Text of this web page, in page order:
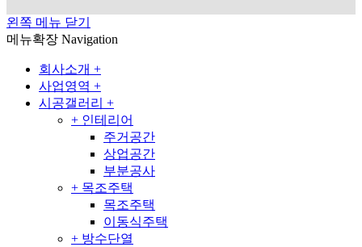
왼쪽 메뉴 닫기
메뉴확장 Navigation
회사소개 +
사업영역 +
시공갤러리 +
+ 인테리어
주거공간
상업공간
부분공사
+ 목조주택
목조주택
이동식주택
+ 방수단열